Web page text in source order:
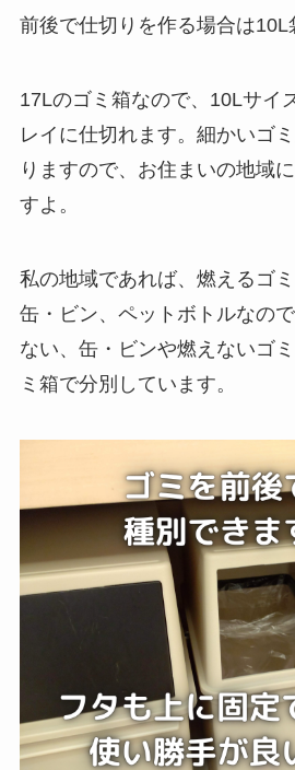
前後で仕切りを作る場合は10L
17Lのゴミ箱なので、10Lサイ
レイに仕切れます。細かいゴ
りますので、お住まいの地域
すよ。
私の地域であれば、燃えるゴ
缶・ビン、ペットボトルなの
ない、缶・ビンや燃えないゴ
ミ箱で分別しています。